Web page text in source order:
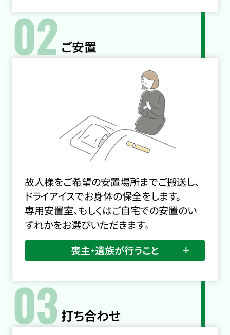
02 ご安置
故人様をご希望の安置場所までご搬送し、
ドライアイスでお身体の保全をします。
専用安置室、もしくはご自宅での安置のい
ずれかをお選びいただきます。
喪主・遺族が行うこと
03 打ち合わせ